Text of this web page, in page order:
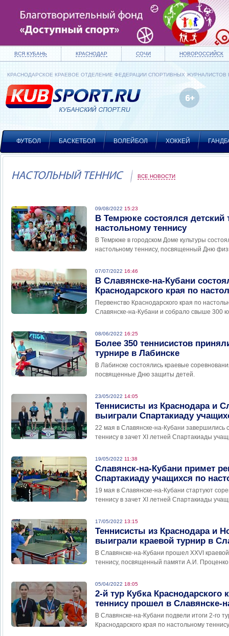
ВСЯ КУБАНЬ КРАСНОДАР СОЧИ НОВОРОССИЙСК
КРАСНОДАРСКОЕ КРАЕВОЕ ОТДЕЛЕНИЕ ФЕДЕРАЦИИ СПОРТИВНЫХ ЖУРНАЛИСТОВ
ФУТБОЛ БАСКЕТБОЛ ВОЛЕЙБОЛ ХОККЕЙ
НАСТОЛЬНЫЙ ТЕННИС ВСЕ НОВОСТИ
09/08/2022 15:23
В Темрюке состоялся детский
настольному теннису
В Темрюке в городском Доме культуры
настольному теннису, посвященный Дню
07/07/2022 16:46
В Славянске-на-Кубани
Краснодарского края по
Первенство Краснодарского края по
Славянске-на-Кубани и собрало свыше 300
08/06/2022 16:25
Более 350 теннисистов
турнире в Лабинске
В Лабинске состоялись краевые
посвященные Дню защиты детей.
23/05/2022 14:05
Теннисисты из Краснодара и
выиграли Спартакиаду
22 мая в Славянске-на-Кубани завершились
теннису в зачет ХI летней Спартакиады
19/05/2022 11:38
Славянск-на-Кубани примет
Спартакиаду учащихся по
19 мая в Славянске-на-Кубани стартуют
теннису в зачет ХI летней Спартакиады
17/05/2022 13:15
Теннисисты из Краснодара и
выиграли краевой турнир в
В Славянске-на-Кубани прошел XXVI
теннису, посвященный памяти А.И.
05/04/2022 18:05
2-й тур Кубка Краснодарского
теннису прошел в Славянске-
В Славянске-на-Кубани подвели итоги 2-го
Краснодарского края по настольному